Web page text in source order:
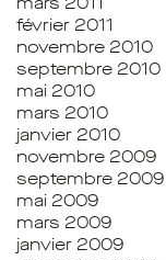
février 2011
novembre 2010
septembre 2010
mai 2010
mars 2010
janvier 2010
novembre 2009
septembre 2009
mai 2009
mars 2009
janvier 2009